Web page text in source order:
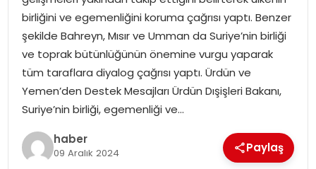
SPOR
EKONOMI
MAGAZIN
DÜNYA
OTOMOBIL
birliğini ve egemenliğini koruma çağrısı yaptı. Benzer
şekilde Bahreyn, Mısır ve Umman da Suriye’nin birliği
ve toprak bütünlüğünün önemine vurgu yaparak
tüm taraflara diyalog çağrısı yaptı. Ürdün ve
Yemen’den Destek Mesajları Ürdün Dışişleri Bakanı,
Suriye’nin birliği, egemenliği ve…
haber
09 Aralık 2024 Paylaş